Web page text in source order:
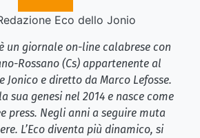
Eco dello Jonio
un giornale on-line calabrese con
Rossano (Cs) appartenente al
Jonico e diretto da Marco Lefosse.
sua genesi nel 2014 e nasce come
press. Negli anni a seguire muta
L’Eco diventa più dinamico, si